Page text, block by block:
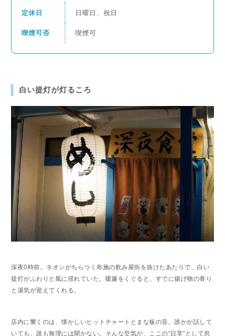
定休日 日曜日、祝日
喫煙可否 喫煙可
白い提灯が灯るころ
深夜0時前。ネオンがちらつく布施の飲み屋街を抜けたあたりで、白い
提灯がふわりと風に揺れていた。暖簾をくぐると、すでに揚げ物の香り
と湯気が迎えてくれる。
店内に響くのは、懐かしいヒットチャートとまな板の音。誰かが話して
いても、誰も無理には聞かない。そんな空気が、ここの“日常”として息